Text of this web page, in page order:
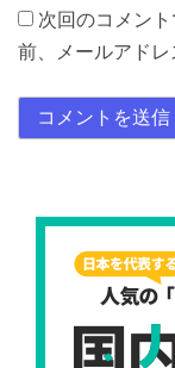
次回のコメン
前、メールアドレ